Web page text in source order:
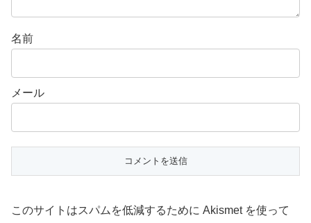
名前
メール
このサイトはスパムを低減するために Akismet を使って